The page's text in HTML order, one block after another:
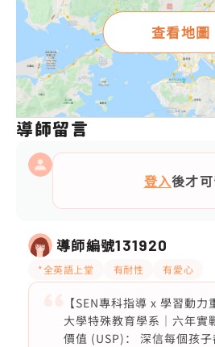
查看地圖
導師留言
登入後才
導師編號131920
*全英語上堂 有耐性 有愛心
【SEN專科指導 x 學習動
大學特殊教育學系｜六年實
價值 (USP)： 深信每個孩